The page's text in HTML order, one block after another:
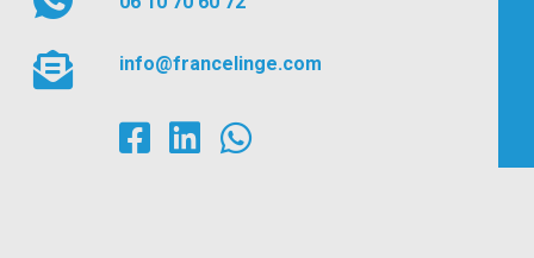
info@francelinge.com